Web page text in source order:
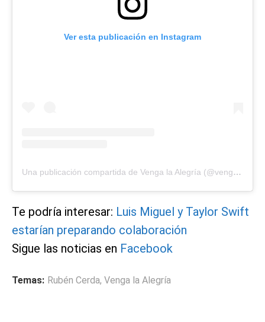
Ver esta publicación en Instagram
Una publicación compartida de Venga la Alegría (@vengalaalegria)
Te podría interesar: Luis Miguel y Taylor Swift
estarían preparando colaboración
Sigue las noticias en Facebook
Temas: Rubén Cerda, Venga la Alegría